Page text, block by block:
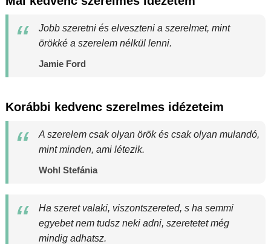
Jobb szeretni és elveszteni a szerelmet, mint
örökké a szerelem nélkül lenni.
Jamie Ford
Korábbi kedvenc szerelmes idézeteim
A szerelem csak olyan örök és csak olyan mulandó,
mint minden, ami létezik.
Wohl Stefánia
Ha szeret valaki, viszontszereted, s ha semmi
egyebet nem tudsz neki adni, szeretetet még
mindig adhatsz.